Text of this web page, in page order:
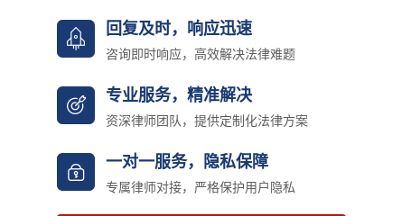
回复及时，响应迅速
咨询即时响应，高效解决法律难题
专业服务，精准解决
资深律师团队，提供定制化法律方案
一对一服务，隐私保障
专属律师对接，严格保护用户隐私